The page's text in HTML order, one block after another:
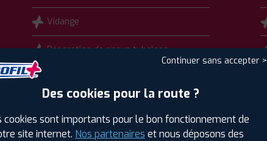
Vidange
Réparation de pneus tubeless
Habilitation Electrique (BOL)
Montage pneus à SAINT-MEEN-LE-
GRAND
Continuer sans accepter >
Des cookies pour la route ?
cookies sont importants pour le bon fonctionnement de
site internet. Nos partenaires et nous déposons des